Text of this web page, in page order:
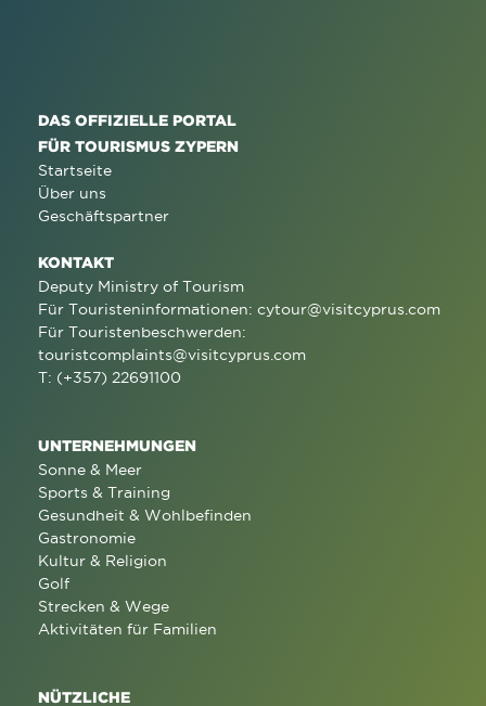
DAS OFFIZIELLE PORTAL
FÜR TOURISMUS ZYPERN
Startseite
Über uns
Geschäftspartner
KONTAKT
Deputy Ministry of Tourism
Für Touristeninformationen: cytour@visitcyprus.com
Für Touristenbeschwerden:
touristcomplaints@visitcyprus.com
T: (+357) 22691100
UNTERNEHMUNGEN
Sonne & Meer
Sports & Training
Gesundheit & Wohlbefinden
Gastronomie
Kultur & Religion
Golf
Strecken & Wege
Aktivitäten für Familien
NÜTZLICHE